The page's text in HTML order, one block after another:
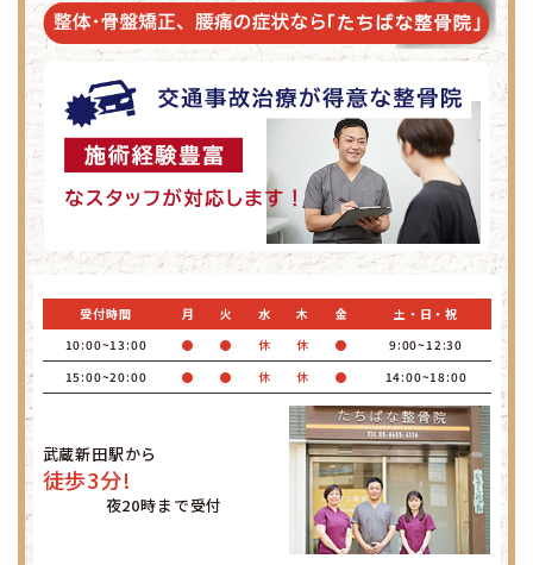
受付時間 月 火 水 木 金
土・日・祝
10:00~13:00
● ● 休 休 ●
9:00~12:30
15:00~20:00
● ● 休 休 ● 14:00~18:00
武蔵新田駅から
徒歩3分!
夜20時まで受付